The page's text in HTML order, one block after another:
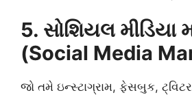
5. સોશિયલ મીડિયા
(Social Media
જો તમે ઇન્સ્ટાગ્રામ, ફેસબુક, ટ્વિટર